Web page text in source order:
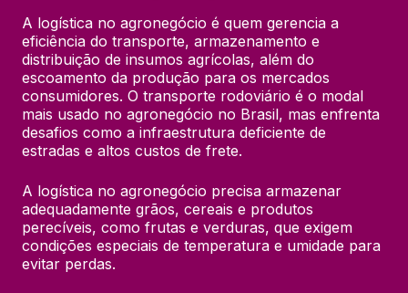
A logística no agronegócio é quem gerencia a
eficiência do transporte, armazenamento e
distribuição de insumos agrícolas, além do
escoamento da produção para os mercados
consumidores. O transporte rodoviário é o modal
mais usado no agronegócio no Brasil, mas enfrenta
desafios como a infraestrutura deficiente de
estradas e altos custos de frete.
A logística no agronegócio precisa armazenar
adequadamente grãos, cereais e produtos
perecíveis, como frutas e verduras, que exigem
condições especiais de temperatura e umidade para
evitar perdas.